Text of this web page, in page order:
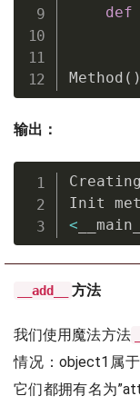
def
Method ( )
输出：
Init
<
__add__ 方法
我们使用魔法方法
情况：object1属
它们都拥有名为